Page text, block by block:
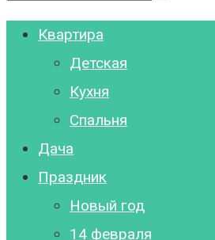
Квартира
Детская
Кухня
Спальня
Дача
Праздник
Новый год
14 февраля